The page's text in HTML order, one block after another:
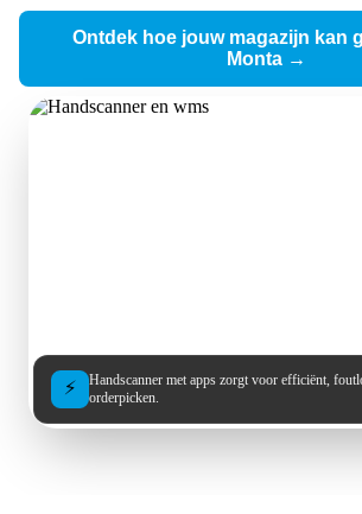
Ontdek hoe jouw magazijn kan
Monta →
⚡
Handscanner met apps zorgt voor efficiënt,
orderpicken.